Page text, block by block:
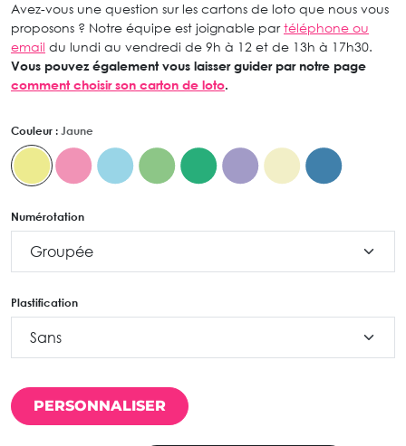
Avez-vous une question sur les cartons de loto que nous vous
proposons ? Notre équipe est joignable partéléphone ou
email du lundi au vendredi de 9h à 12 et de 13h à 17h30.
Vous pouvez également vous laisser guider par notre page
comment choisir son carton de loto.
Couleur : Jaune
Numérotation
Plastification
PERSONNALISER